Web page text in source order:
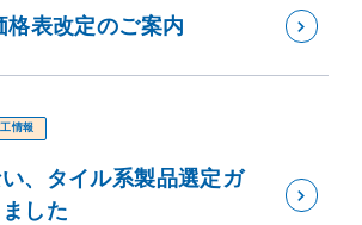
格表改定のご案内
情報
、タイル系製品選定ガ
した